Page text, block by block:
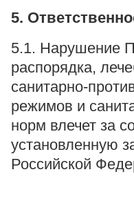
5.
5.1. Нарушение
распорядка,
санитарно-
режимов и
норм влечет за
установленную
Российской